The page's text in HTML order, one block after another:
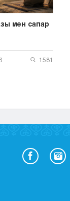
мен сапар
1581